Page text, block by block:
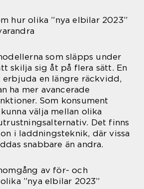
hur olika ”nya elbilar 2023”
som släpps under
skilja sig åt på flera sätt. En
en längre räckvidd,
ha mer avancerade
Som konsument
välja mellan olika
Det finns
i laddningsteknik, där vissa
snabbare än andra.
av för- och
”nya elbilar 2023”